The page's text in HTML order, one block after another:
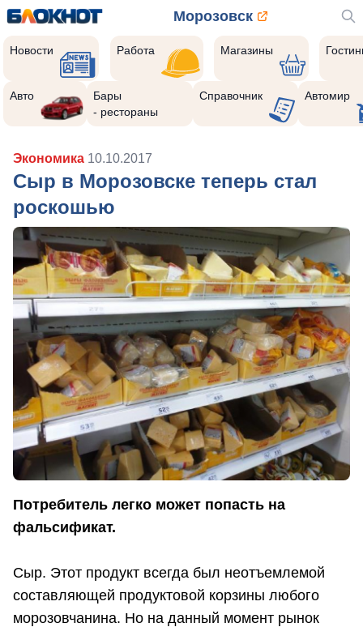
Морозовск
Новости Работа Магазины
Авто
Бары
- рестораны
Справочник Автомир
Экономика 10.10.2017
Сыр в Морозовске теперь стал
роскошью
Потребитель легко может попасть на
фальсификат.
Сыр. Этот продукт всегда был неотъемлемой
составляющей продуктовой корзины любого
морозовчанина. Но на данный момент рынок